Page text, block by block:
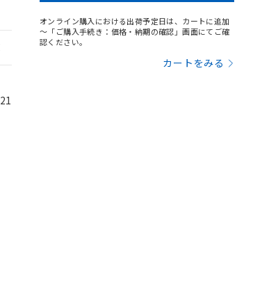
オンライン購入における出荷予定日は、カートに追加
～「ご購入手続き：価格・納期の確認」画面にてご確
認ください。
カートをみる